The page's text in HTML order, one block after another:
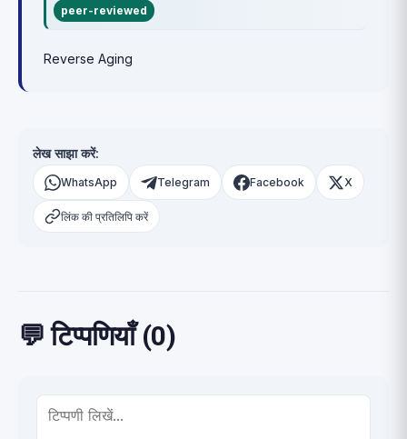
peer-reviewed
Reverse Aging
लेख साझा करें:
WhatsApp Telegram Facebook X
लिंक की प्रतिलिपि करें
💬 टिप्पणियाँ (0)